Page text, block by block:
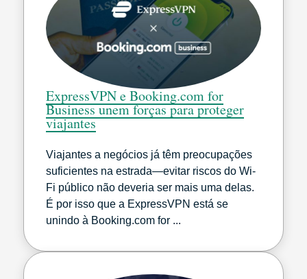
ExpressVPN e Booking.com for
Business unem forças para proteger
viajantes
Viajantes a negócios já têm preocupações
suficientes na estrada—evitar riscos do Wi-
Fi público não deveria ser mais uma delas.
É por isso que a ExpressVPN está se
unindo à Booking.com for ...